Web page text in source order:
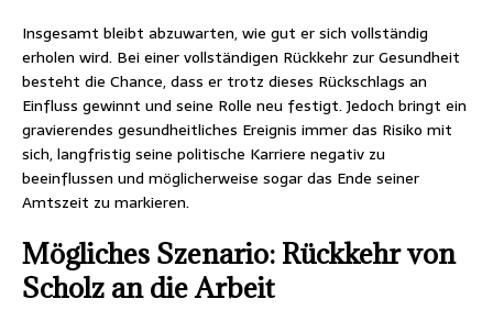
Insgesamt bleibt abzuwarten, wie gut er sich vollständig
erholen wird. Bei einer vollständigen Rückkehr zur Gesundheit
besteht die Chance, dass er trotz dieses Rückschlags an
Einfluss gewinnt und seine Rolle neu festigt. Jedoch bringt ein
gravierendes gesundheitliches Ereignis immer das Risiko mit
sich, langfristig seine politische Karriere negativ zu
beeinflussen und möglicherweise sogar das Ende seiner
Amtszeit zu markieren.
Mögliches Szenario: Rückkehr von
Scholz an die Arbeit